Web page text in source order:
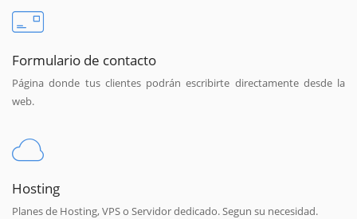
Formulario de contacto
Página donde tus clientes podrán escribirte directamente desde la
web.
Hosting
Planes de Hosting, VPS o Servidor dedicado. Segun su necesidad.